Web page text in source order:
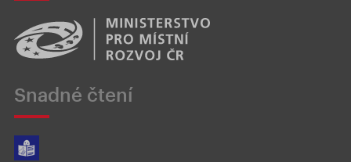
Snadné čtení